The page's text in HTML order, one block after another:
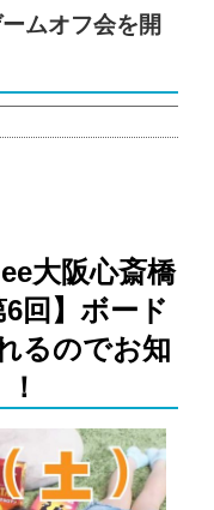
ムオフ会を開
大阪心斎橋
回】ボード
るのでお知